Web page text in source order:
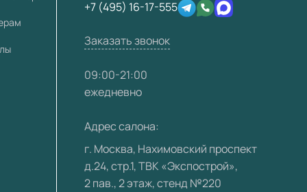
+7 (495) 16-17-555
Заказать звонок
09:00-21:00
ежедневно
Адрес салона:
г. Москва, Нахимовский проспект
д.24, стр.1, ТВК «Экспострой»,
2 пав., 2 этаж, стенд №220